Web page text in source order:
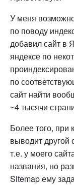
У меня
по поводу
добавил сайт в
яндексе по
по
сайт найти
~4 тысячи
Более того, при
выводит другой
т.е. у моего
названия, но
Sitemap ему